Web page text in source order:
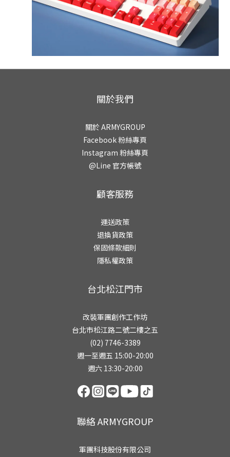
關於我們
關於 ARMYGROUP
Facebook 粉絲專頁
Instagram 粉絲專頁
@Line 官方帳號
顧客服務
運送政策
退換貨政策
保固條款細則
隱私權政策
台北松江門市
改裝軍團創作工作坊
台北市松江路二號二樓之五
(02) 7746-3389
週一至週五 15:00-20:00
週六 13:30-20:00
聯絡 ARMYGROUP
軍團科技股份有限公司